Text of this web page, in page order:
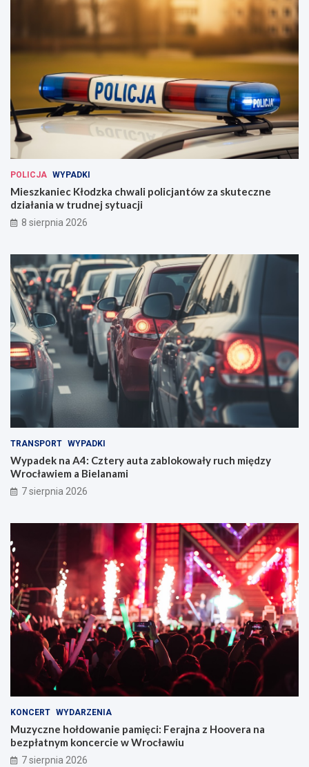
POLICJA WYPADKI
Mieszkaniec Kłodzka chwali policjantów za skuteczne
działania w trudnej sytuacji
8 sierpnia 2026
TRANSPORT WYPADKI
Wypadek na A4: Cztery auta zablokowały ruch między
Wrocławiem a Bielanami
7 sierpnia 2026
KONCERT WYDARZENIA
Muzyczne hołdowanie pamięci: Ferajna z Hoovera na
bezpłatnym koncercie w Wrocławiu
7 sierpnia 2026